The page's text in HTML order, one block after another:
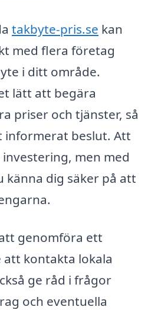
takbyte-pris.se kan
med flera företag
i ditt område.
lätt att begära
priser och tjänster, så
informerat beslut. Att
men med
dig säker på att
genomföra ett
kontakta lokala
ge råd i frågor
och eventuella